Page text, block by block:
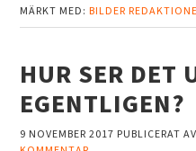
MÄRKT MED:BILDER
HUR SER DET
EGENTLIGEN?
9 NOVEMBER 2017 PUBLICERAT